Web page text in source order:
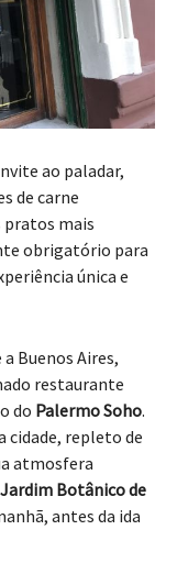
ao paladar,
de carne
pratos mais
obrigatório para
única e
Buenos Aires,
restaurante
do Palermo Soho.
cidade, repleto de
atmosfera
Jardim Botânico de
antes da ida